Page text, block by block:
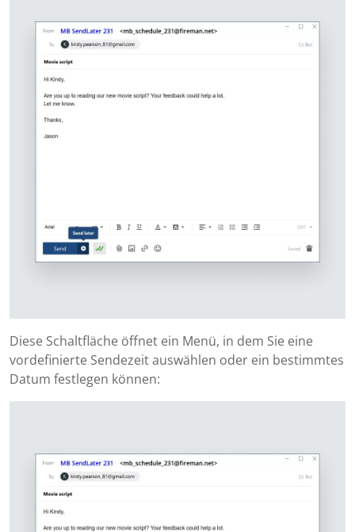
Diese Schaltfläche öffnet ein Menü, in dem Sie eine
vordefinierte Sendezeit auswählen oder ein bestimmtes
Datum festlegen können: